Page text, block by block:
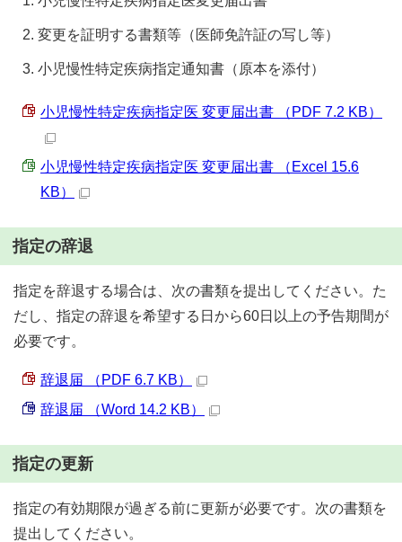
変更を証明する書類等（医師免許証の写し等）
小児慢性特定疾病指定通知書（原本を添付）
小児慢性特定疾病指定医 変更届出書 （PDF 7.2 KB）
小児慢性特定疾病指定医 変更届出書 （Excel 15.6
KB）
指定の辞退
指定を辞退する場合は、次の書類を提出してください。た
だし、指定の辞退を希望する日から60日以上の予告期間が
必要です。
辞退届 （PDF 6.7 KB）
辞退届 （Word 14.2 KB）
指定の更新
指定の有効期限が過ぎる前に更新が必要です。次の書類を
提出してください。